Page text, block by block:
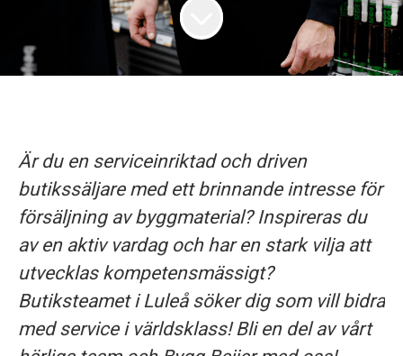
Är du en serviceinriktad och driven
butikssäljare med ett brinnande intresse för
försäljning av byggmaterial? Inspireras du
av en aktiv vardag och har en stark vilja att
utvecklas kompetensmässigt?
Butiksteamet iLuleå söker dig som vill bidra
med service i världsklass! Bli en del av vårt